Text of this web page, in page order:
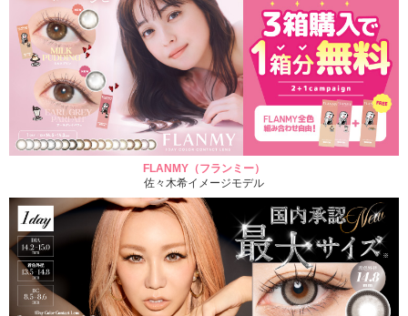
FLANMY（フランミー）
佐々木希イメージモデル